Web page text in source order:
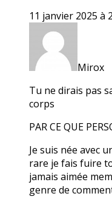
11 janvier 2025 à
Mirox
Tu ne dirais pas
corps
PAR CE QUE
Je suis née avec
rare je fais fuire
jamais aimée
genre de